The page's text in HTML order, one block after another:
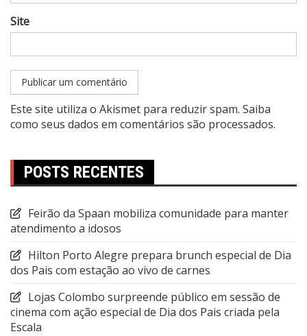
Site
Este site utiliza o Akismet para reduzir spam. Saiba
como seus dados em comentários são processados.
POSTS RECENTES
Feirão da Spaan mobiliza comunidade para manter
atendimento a idosos
Hilton Porto Alegre prepara brunch especial de Dia
dos Pais com estação ao vivo de carnes
Lojas Colombo surpreende público em sessão de
cinema com ação especial de Dia dos Pais criada pela
Escala